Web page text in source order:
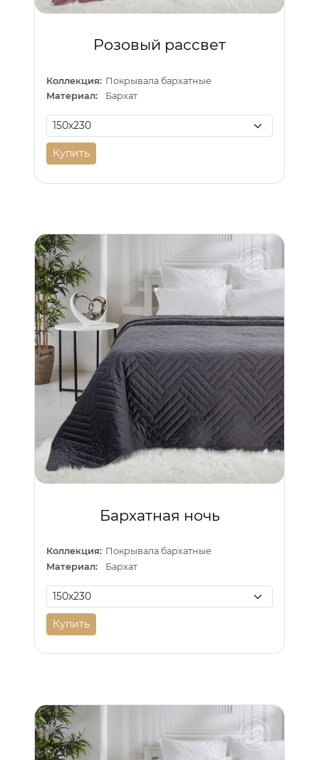
Розовый рассвет
Коллекция: Покрывала бархатные
Материал:
Бархат
Купить
Бархатная ночь
Коллекция: Покрывала бархатные
Материал:
Бархат
Купить